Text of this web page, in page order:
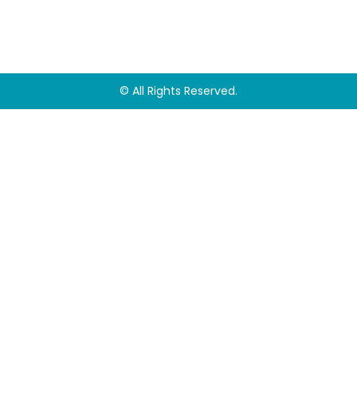
© All Rights Reserved.